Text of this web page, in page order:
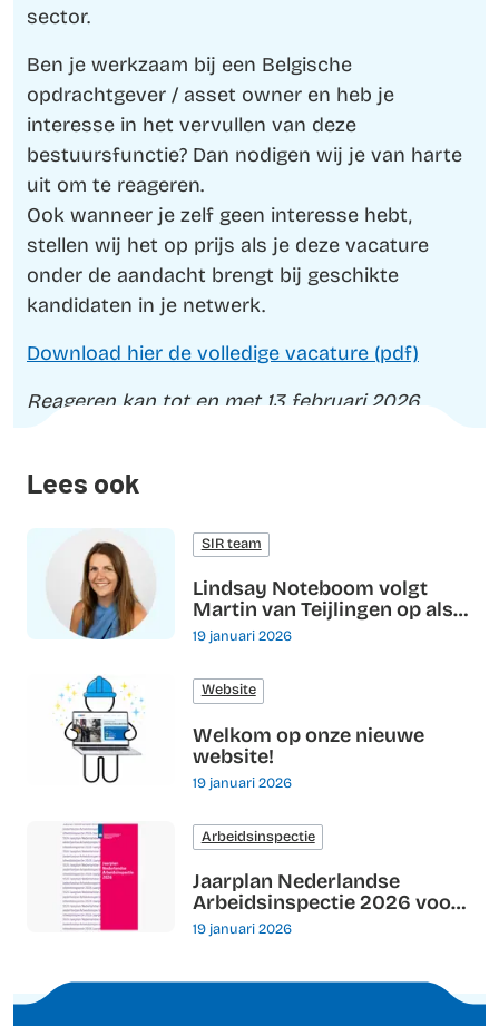
sector.
Ben je werkzaam bij een Belgische
opdrachtgever / asset owner en heb je
interesse in het vervullen van deze
bestuursfunctie? Dan nodigen wij je van harte
uit om te reageren.
Ook wanneer je zelf geen interesse hebt,
stellen wij het op prijs als je deze vacature
onder de aandacht brengt bij geschikte
kandidaten in je netwerk.
Download hier de volledige vacature (pdf)
Reageren kan tot en met 13 februari 2026.
Lees ook
SIR team
Lindsay Noteboom volgt
Martin van Teijlingen op als
directeur van de SIR
19 januari 2026
Website
Welkom op onze nieuwe
website!
19 januari 2026
Arbeidsinspectie
Jaarplan Nederlandse
Arbeidsinspectie 2026 voor
Industriële Reiniging
19 januari 2026